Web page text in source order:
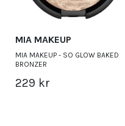
MIA MAKEUP
MIA MAKEUP - SO GLOW BAKED
BRONZER
229 kr